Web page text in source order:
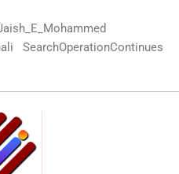
SearchOperationContinues